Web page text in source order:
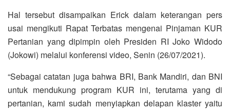
Hal tersebut disampaikan Erick dalam keterangan pers
usai mengikuti Rapat Terbatas mengenai Pinjaman KUR
Pertanian yang dipimpin oleh Presiden RI Joko Widodo
(Jokowi) melalui konferensi video, Senin (26/07/2021).
“Sebagai catatan juga bahwa BRI, Bank Mandiri, dan BNI
untuk mendukung program KUR ini, terutama yang di
pertanian, kami sudah menyiapkan delapan klasteryaitu